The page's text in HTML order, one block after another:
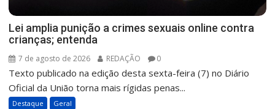
Lei amplia punição a crimes sexuais online contra
crianças; entenda
7 de agosto de 2026 REDAÇÃO 0
Texto publicado na edição desta sexta-feira (7) no Diário
Oficial da União torna mais rígidas penas...
Destaque Geral